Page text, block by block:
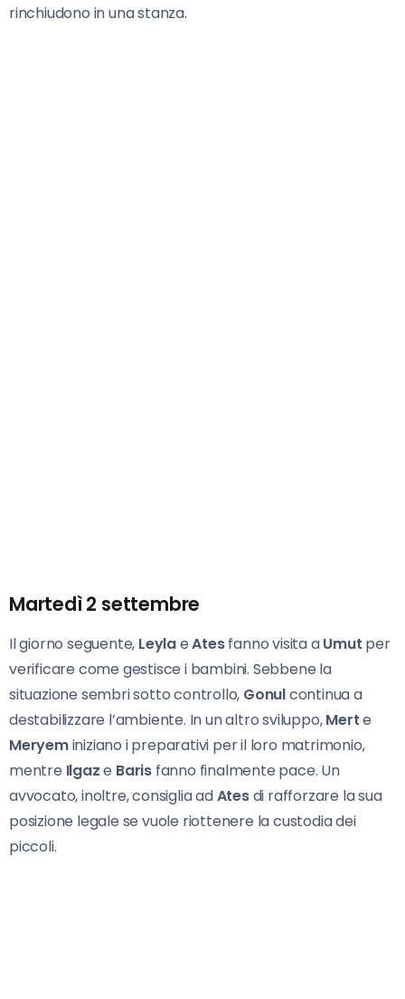
rinchiudono in una stanza.
Martedì 2 settembre
Il giorno seguente, LeylaeAtesfanno visita aUmut per
verificare come gestisce i bambini. Sebbene la
situazione sembri sotto controllo, Gonulcontinua a
destabilizzare l’ambiente. In un altro sviluppo,Merte
Meryeminiziano i preparativi per il loro matrimonio,
mentre Ilgaze Baris fanno finalmente pace. Un
avvocato, inoltre, consiglia adAtesdi rafforzare la sua
posizione legale se vuole riottenere la custodia dei
piccoli.